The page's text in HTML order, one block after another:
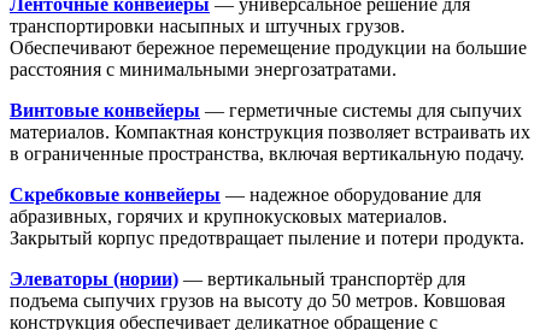
транспортировки насыпных и штучных грузов.
Обеспечивают бережное перемещение продукции на большие
расстояния с минимальными энергозатратами.
Винтовые конвейеры — герметичные системы для сыпучих
материалов. Компактная конструкция позволяет встраивать их
в ограниченные пространства, включая вертикальную подачу.
Скребковые конвейеры — надежное оборудование для
абразивных, горячих и крупнокусковых материалов.
Закрытый корпус предотвращает пыление и потери продукта.
Элеваторы (нории) — вертикальный транспортёр для
подъема сыпучих грузов на высоту до 50 метров. Ковшовая
конструкция обеспечивает деликатное обращение с